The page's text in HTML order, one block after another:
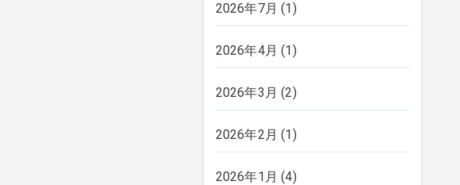
2026年7月 (1)
2026年4月 (1)
2026年3月 (2)
2026年2月 (1)
2026年1月 (4)